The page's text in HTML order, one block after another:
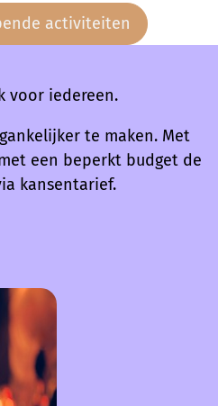
activiteiten
voor iedereen.
te maken. Met
een beperkt budget de
kansentarief.